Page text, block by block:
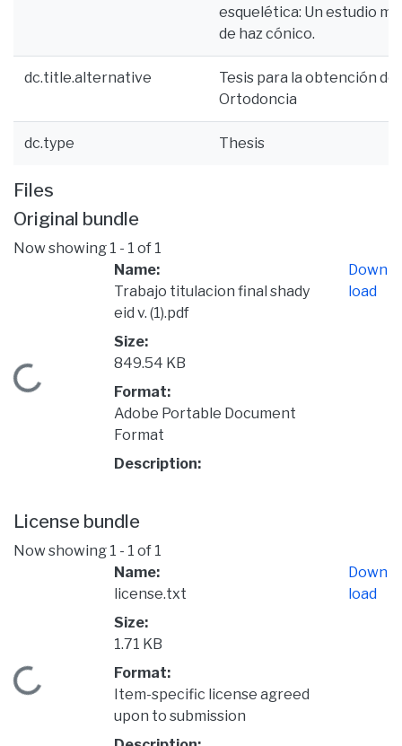
esquelética: Un estudio
de haz cónico.
dc.title.alternative
Tesis para la obtención
Ortodoncia
dc.type Thesis
Files
Original bundle
Now showing 1 - 1 of 1
Loading...
Name:
Trabajo titulacion final shady
eid v. (1).pdf
Size:
849.54 KB
Format:
Adobe Portable Document
Format
Description:
Down
load
License bundle
Now showing 1 - 1 of 1
Loading...
Name:
license.txt
Size:
1.71 KB
Format:
Item-specific license agreed
upon to submission
Down
load